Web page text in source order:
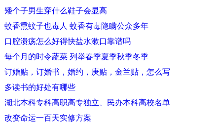
矮个子男生穿什么鞋子会显高
蚊香熏蚊子也毒人 蚊香有毒隐瞒公众多年
口腔溃疡怎么好得快盐水漱口靠谱吗
每个月的时令蔬菜 列举春季夏季秋季冬季
订婚贴，订婚书，婚约，庚贴，金兰贴，怎么写
多读书的好处有哪些
湖北本科专科高职高专独立、民办本科高校名单
改变命运一百天实修方案